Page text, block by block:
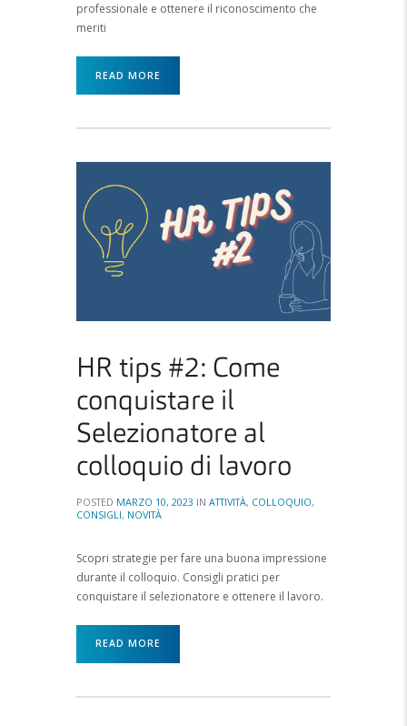
professionale e ottenere il riconoscimento che
meriti
READ MORE
HR tips #2: Come
conquistare il
Selezionatore al
colloquio di lavoro
POSTED MARZO 10, 2023 IN ATTIVITÀ, COLLOQUIO,
CONSIGLI, NOVITÀ
Scopri strategie per fare una buona impressione
durante il colloquio. Consigli pratici per
conquistare il selezionatore e ottenere il lavoro.
READ MORE